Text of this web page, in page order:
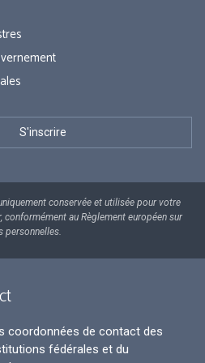
conservée et utilisée pour votre
conformément au Règlement européen sur
personnelles.
coordonnées de contact des
fédérales et du